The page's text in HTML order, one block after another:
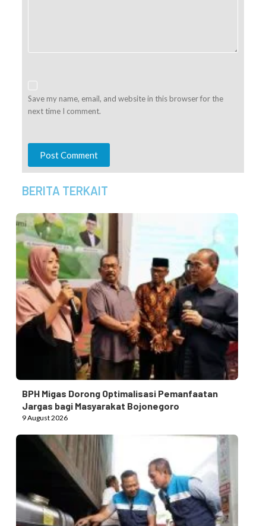
Save my name, email, and website in this browser for the
next time I comment.
Post Comment
BERITA TERKAIT
BPH Migas Dorong Optimalisasi Pemanfaatan
Jargas bagi Masyarakat Bojonegoro
9 August 2026